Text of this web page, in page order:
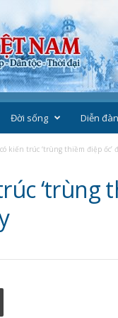
Đời sống Diễn đàn
kiến trúc ‘trùng thiềm điệp ốc’
‘trùng